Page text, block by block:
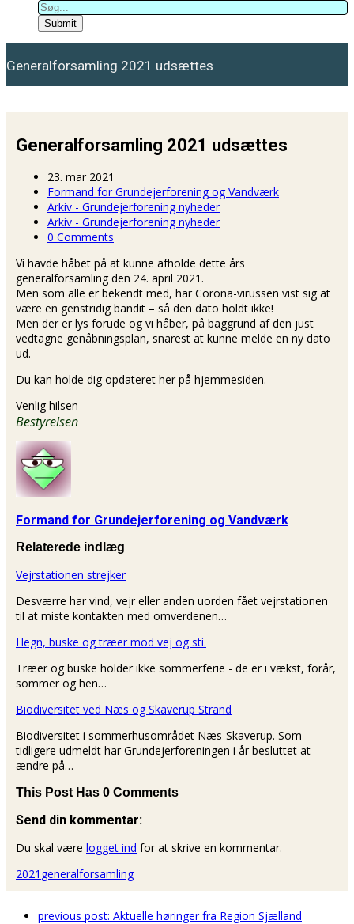
Submit
Generalforsamling 2021 udsættes
Generalforsamling 2021 udsættes
23. mar 2021
Formand for Grundejerforening og Vandværk
Arkiv - Grundejerforening nyheder
Arkiv - Grundejerforening nyheder
0 Comments
Vi havde håbet på at kunne afholde dette års
generalforsamling den 24. april 2021.
Men som alle er bekendt med, har Corona-virussen vist sig at
være en genstridig bandit – så den dato holdt ikke!
Men der er lys forude og vi håber, på baggrund af den just
vedtagne genåbningsplan, snarest at kunne melde en ny dato
ud.
Du kan holde dig opdateret her på hjemmesiden.
Venlig hilsen
Bestyrelsen
Formand for Grundejerforening og Vandværk
Relaterede indlæg
Vejrstationen strejker
Desværre har vind, vejr eller anden uorden fået vejrstationen
til at miste kontakten med omverdenen…
Hegn, buske og træer mod vej og sti.
Træer og buske holder ikke sommerferie - de er i vækst, forår,
sommer og hen…
Biodiversitet ved Næs og Skaverup Strand
Biodiversitet i sommerhusområdet Næs-Skaverup. Som
tidligere udmeldt har Grundejerforeningen i år besluttet at
ændre på…
This Post Has 0 Comments
Send din kommentar:
Du skal være logget ind for at skrive en kommentar.
2021 generalforsamling
previous post: Aktuelle høringer fra Region Sjælland